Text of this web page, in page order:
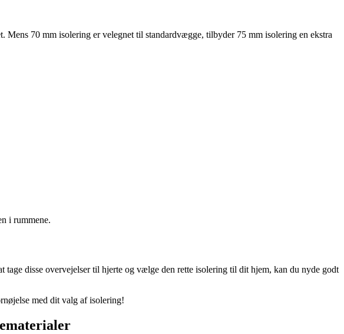
70 mm isolering er velegnet til standardvægge, tilbyder 75 mm isolering en ekstra
i rummene.
disse overvejelser til hjerte og vælge den rette isolering til dit hjem, kan du nyde godt
med dit valg af isolering!